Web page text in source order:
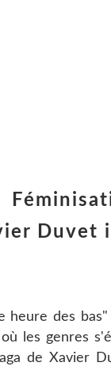
Duvet
heure des
les genres
de Xavier